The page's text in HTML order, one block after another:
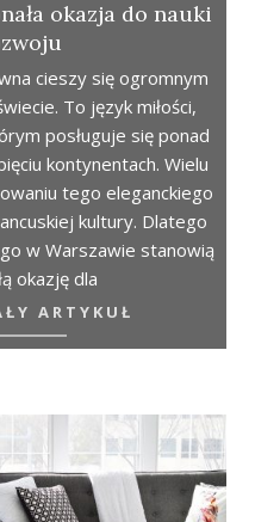
okazja do nauki
cieszy się ogromnym
To język miłości,
posługuje się ponad
kontynentach. Wielu
tego eleganckiego
kultury. Dlatego
w Warszawie stanowią
okazję dla
ARTYKUŁ